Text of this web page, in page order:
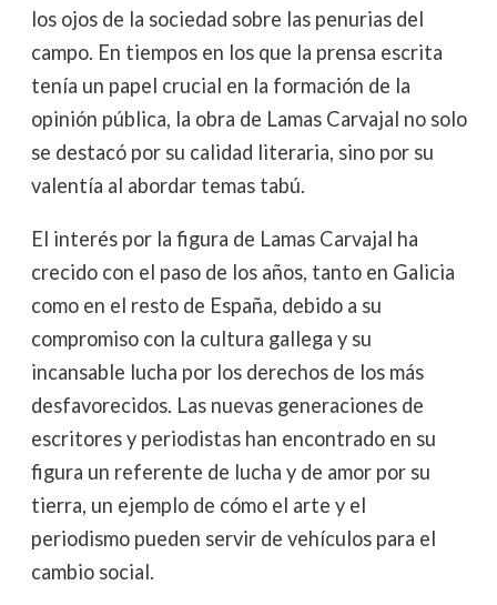
los ojos de la sociedad sobre las penurias del
campo. En tiempos en los que la prensa escrita
tenía un papel crucial en la formación de la
opinión pública, la obra de Lamas Carvajal no solo
se destacó por su calidad literaria, sino por su
valentía al abordar temas tabú.
El interés por la figura de Lamas Carvajal ha
crecido con el paso de los años, tanto en Galicia
como en el resto de España, debido a su
compromiso con la cultura gallega y su
incansable lucha por los derechos de los más
desfavorecidos. Las nuevas generaciones de
escritores y periodistas han encontrado en su
figura un referente de lucha y de amor por su
tierra, un ejemplo de cómo el arte y el
periodismo pueden servir de vehículos para el
cambio social.